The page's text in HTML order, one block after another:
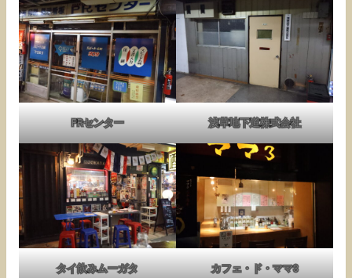
PRセンター 浅草地下道株式会社
タイ飲みムーガタ カフェ・ド・ママ3